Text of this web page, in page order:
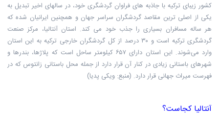
کشور زیبای ترکیه با جاذبه های فراوان گردشگری خود، در سالهای اخیر تبدیل به
یکی از اصلی ترین مقاصد گردشگران سراسر جهان و همچنین ایرانیان شده که
هر ساله مسافران بسیاری را جذب خود می کند. استان آنتالیا، مرکز صنعت
گردشگری ترکیه است و ۳۰ درصد از کل گردشگران خارجی ترکیه به این استان
وارد می‌شوند. این استان دارای ۶۵۷ کیلومتر ساحل است که پلاژها، بندرها و
شهرهای باستانی زیادی در کنار آن قرار دارد از جمله محل باستانی زانتوس که در
فهرست میراث جهانی قرار دارد. (منبع: ویکی پدیا)
آنتالیا کجاست؟ ‏